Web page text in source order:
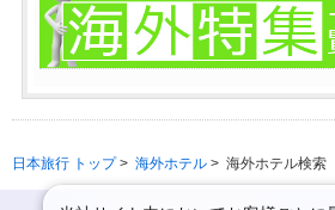
日本旅行 トップ> 海外ホテル > 海外ホテル検索